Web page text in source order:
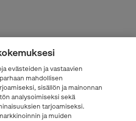
evästeiden ja vastaavien
mahdollisen
sisällön ja mainonnan
analysoimiseksi sekä
tarjoamiseksi.
ja muiden